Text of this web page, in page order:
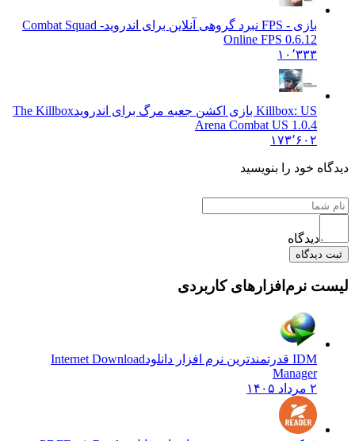
Combat Squad -
Online FPS 0.6.12
۱۰٬۳۳۳
Killbox: US بازی اکشن جعبه مرگ برای اندروید
The Killbox
Arena Combat US 1.0.4
۱۷۳٬۶۰۲
خود را بنویسید
نرم‌افزارهای کاربردی
Internet Download
Manager